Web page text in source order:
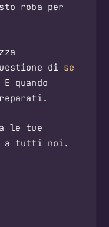
roba per
di se
quando
le tue
a tutti noi.